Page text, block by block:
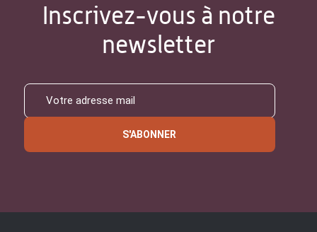
Inscrivez-vous à notre
newsletter
S'ABONNER